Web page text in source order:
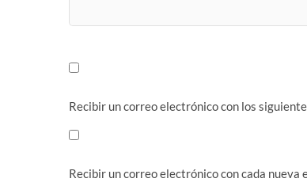
Recibir un correo electrónico con los
Recibir un correo electrónico con cada nueva